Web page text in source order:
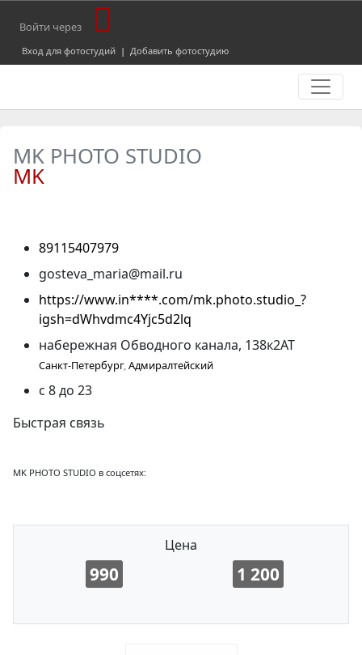
Войти через
Вход для фотостудий | Добавить фотостудию
MK PHOTO STUDIO
MK
89115407979
gosteva_maria@mail.ru
https://www.in****.com/mk.photo.studio_?
igsh=dWhvdmc4Yjc5d2lq
набережная Обводного канала, 138к2АТ
Санкт-Петербург,Адмиралтейский
с 8 до 23
Быстрая связь
MK PHOTO STUDIO в соцсетях:
Цена
990 1 200